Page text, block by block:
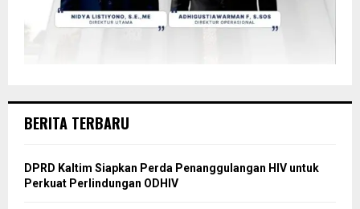
BERITA TERBARU
DPRD Kaltim Siapkan Perda Penanggulangan HIV untuk
Perkuat Perlindungan ODHIV